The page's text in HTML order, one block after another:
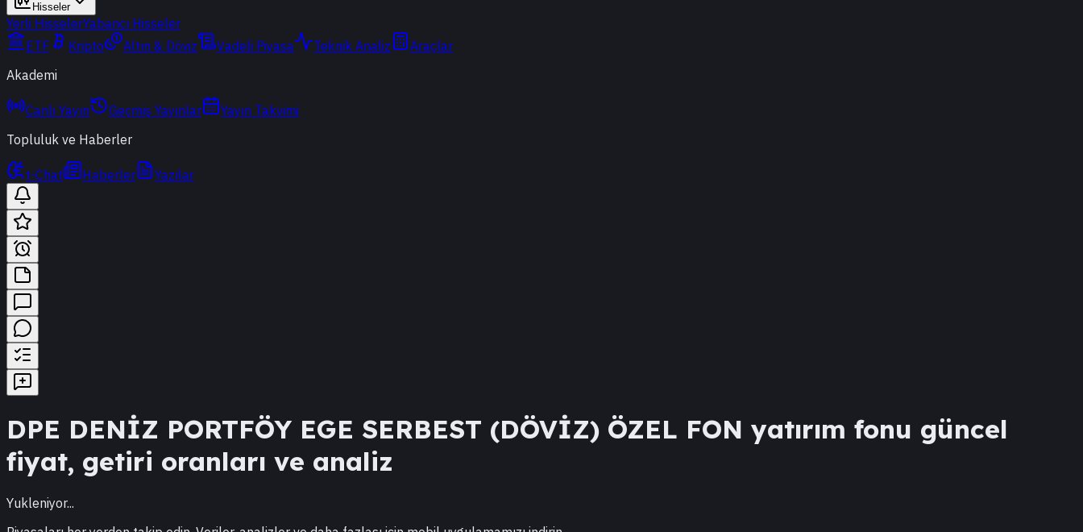
Hisseler
Yerli HisselerYabancı Hisseler
ETF
Kripto Altın & Döviz Vadeli Piyasa Teknik Analiz
Araçlar
Akademi
Canlı Yayın Geçmiş Yayınlar
Yayın Takvimi
Topluluk ve Haberler
t-Chat Haberler Yazılar
DPE DENİZ PORTFÖY EGE SERBEST (DÖVİZ) ÖZEL FON yatırım fonu güncel
fiyat, getiri oranları ve analiz
Yukleniyor...